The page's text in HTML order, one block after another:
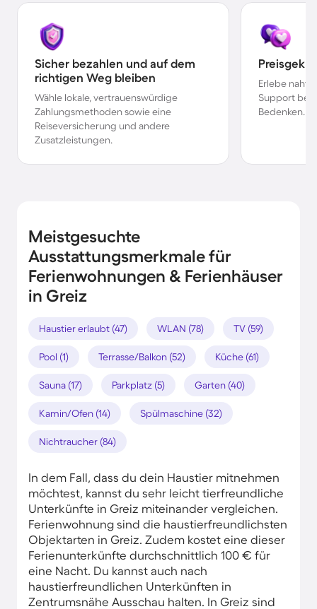
Sicher bezahlen und auf dem
richtigen Weg bleiben
Wähle lokale, vertrauenswürdige
Zahlungsmethoden sowie eine
Reiseversicherung und andere
Zusatzleistungen.
Erlebe
Support bei
Bedenken.
Meistgesuchte
Ausstattungsmerkmale für
Ferienwohnungen & Ferienhäuser
in Greiz
Haustier erlaubt (47) WLAN (78) TV (59)
Pool (1) Terrasse/Balkon (52) Küche (61)
Sauna (17) Parkplatz (5) Garten (40)
Kamin/Ofen (14) Spülmaschine (32)
Nichtraucher (84)
In dem Fall, dass du dein Haustier mitnehmen
möchtest, kannst du sehr leicht tierfreundliche
Unterkünfte in Greiz miteinander vergleichen.
Ferienwohnung sind die haustierfreundlichsten
Objektarten in Greiz. Zudem kostet eine dieser
Ferienunterkünfte durchschnittlich 100 € für
eine Nacht. Du kannst auch nach
haustierfreundlichen Unterkünften in
Zentrumsnähe Ausschau halten. In Greiz sind